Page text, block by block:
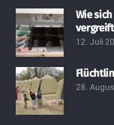
Wie
vergreift
12. Juli
28.